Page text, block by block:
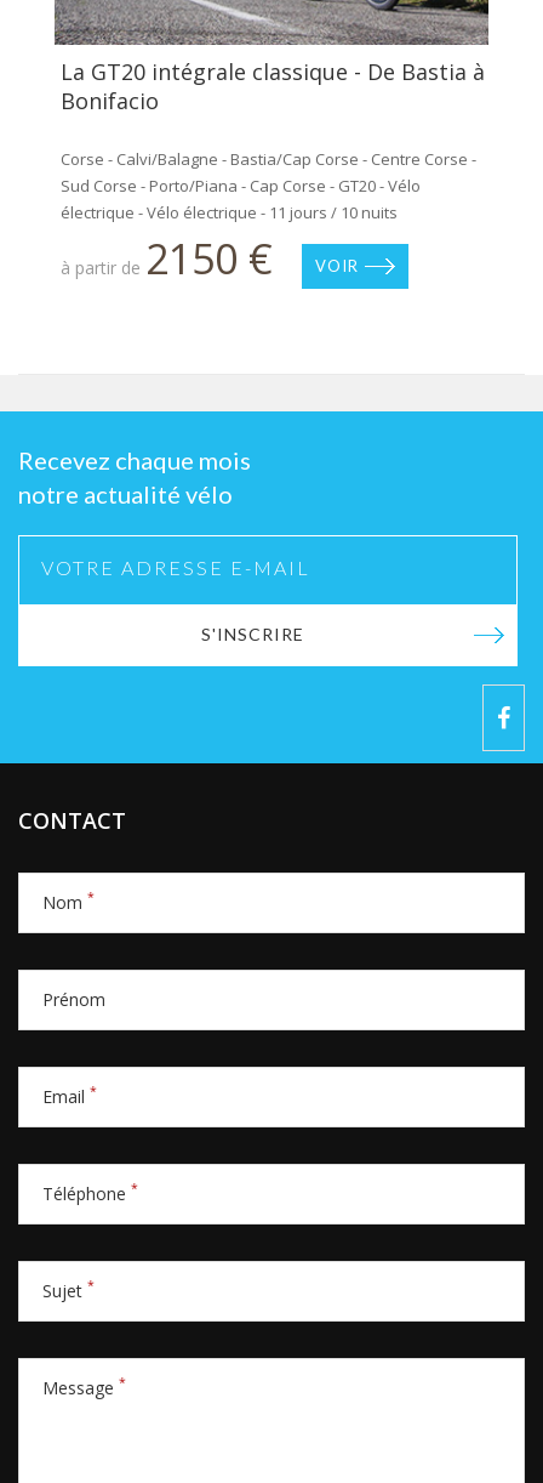
La GT20 intégrale classique - De Bastia à
Bonifacio
Corse - Calvi/Balagne - Bastia/Cap Corse - Centre Corse -
Sud Corse - Porto/Piana - Cap Corse - GT20 - Vélo
électrique - Vélo électrique - 11 jours / 10 nuits
à partir de 2150 € VOIR
Recevez chaque mois
notre actualité vélo
S'INSCRIRE
CONTACT
Nom *
Prénom
Email *
Téléphone *
Sujet *
Message *